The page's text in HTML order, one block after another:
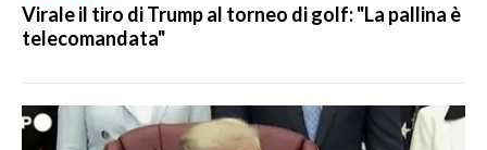
Virale il tiro di Trump al torneo di golf: "La pallina è
telecomandata"